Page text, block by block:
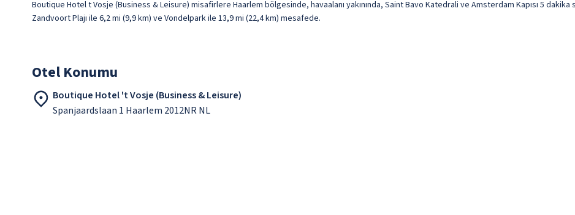
Boutique Hotel t Vosje (Business & Leisure) misafirlere Haarlem bölgesinde, havaalanı yakınında, Saint Bavo Katedrali ve Amsterdam Kapısı 5
Zandvoort Plajı ile 6,2 mi (9,9 km) ve Vondelpark ile 13,9 mi (22,4 km) mesafede.
Otel Konumu
Boutique Hotel 't Vosje (Business & Leisure)
Spanjaardslaan 1 Haarlem 2012NR NL